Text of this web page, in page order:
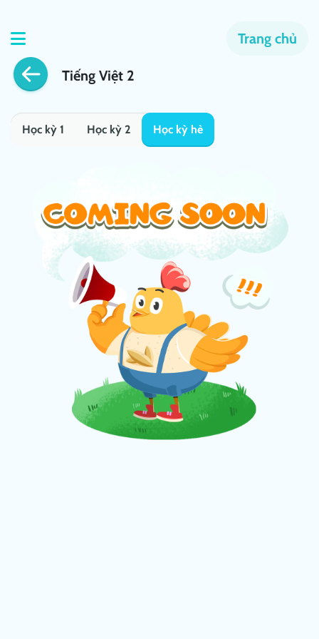
Trang chủ
Tiếng Việt 2
Học kỳ 1 Học kỳ 2 Học kỳ hè